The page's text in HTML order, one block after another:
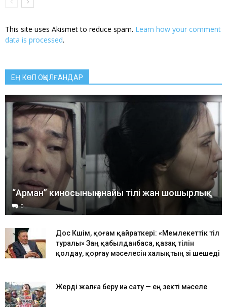
This site uses Akismet to reduce spam. Learn how your comment
data is processed.
ЕҢ КӨП ОҚЫЛҒАНДАР
“Арман” киносының анайы тілі жан шошырлық
0
Дос Көшім, қоғам қайраткері: «Мемлекеттік тіл
туралы» Заң қабылданбаса, қазақ тілін
қолдау, қорғау мәселесін халықтың өзі шешеді
Жерді жалға беру иә сату — ең өзекті мәселе